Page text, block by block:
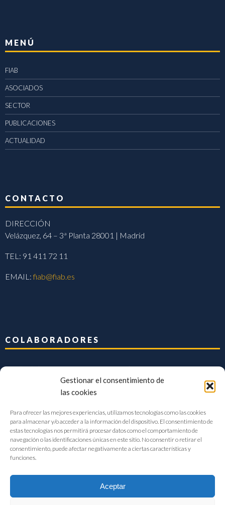
Gestionar el consentimiento de
las cookies
Para ofrecer las mejores experiencias, utilizamos tecnologías como las cookies
para almacenar y/o acceder a la información del dispositivo. El consentimiento de
estas tecnologías nos permitirá procesar datos como el comportamiento de
navegación o las identificaciones únicas en este sitio. No consentir o retirar el
consentimiento, puede afectar negativamente a ciertas características y
funciones.
Aceptar
MENÚ
FIAB
ASOCIADOS
SECTOR
PUBLICACIONES
ACTUALIDAD
CONTACTO
DIRECCIÓN
Velázquez, 64 – 3ª Planta 28001 | Madrid
TEL: 91 411 72 11
EMAIL:fiab@fiab.es
COLABORADORES